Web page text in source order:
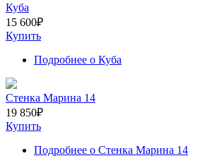
Куба
15 600₽
Купить
Подробнее о Куба
Стенка Марина 14
19 850₽
Купить
Подробнее о Стенка Марина 14